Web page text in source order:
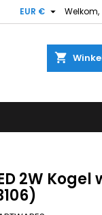
Welkom,
EUR € 
shopping_cart
2W